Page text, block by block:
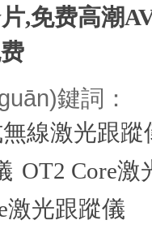
,免费高潮
鍵詞：
線激光跟蹤
OT2 Core激
激光跟蹤儀